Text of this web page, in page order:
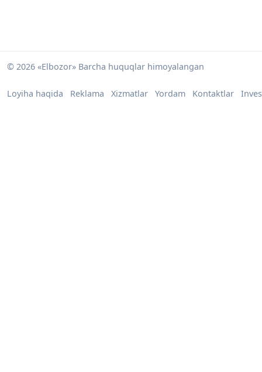
© 2026 «Elbozor» Barcha huquqlar himoyalangan
Loyiha haqida Reklama Xizmatlar Yordam Kontaktlar